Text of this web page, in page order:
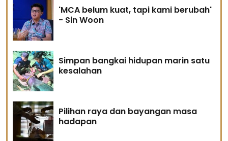
'MCA belum kuat, tapi kami berubah'
- Sin Woon
Simpan bangkai hidupan marin satu
kesalahan
Pilihan raya dan bayangan masa
hadapan